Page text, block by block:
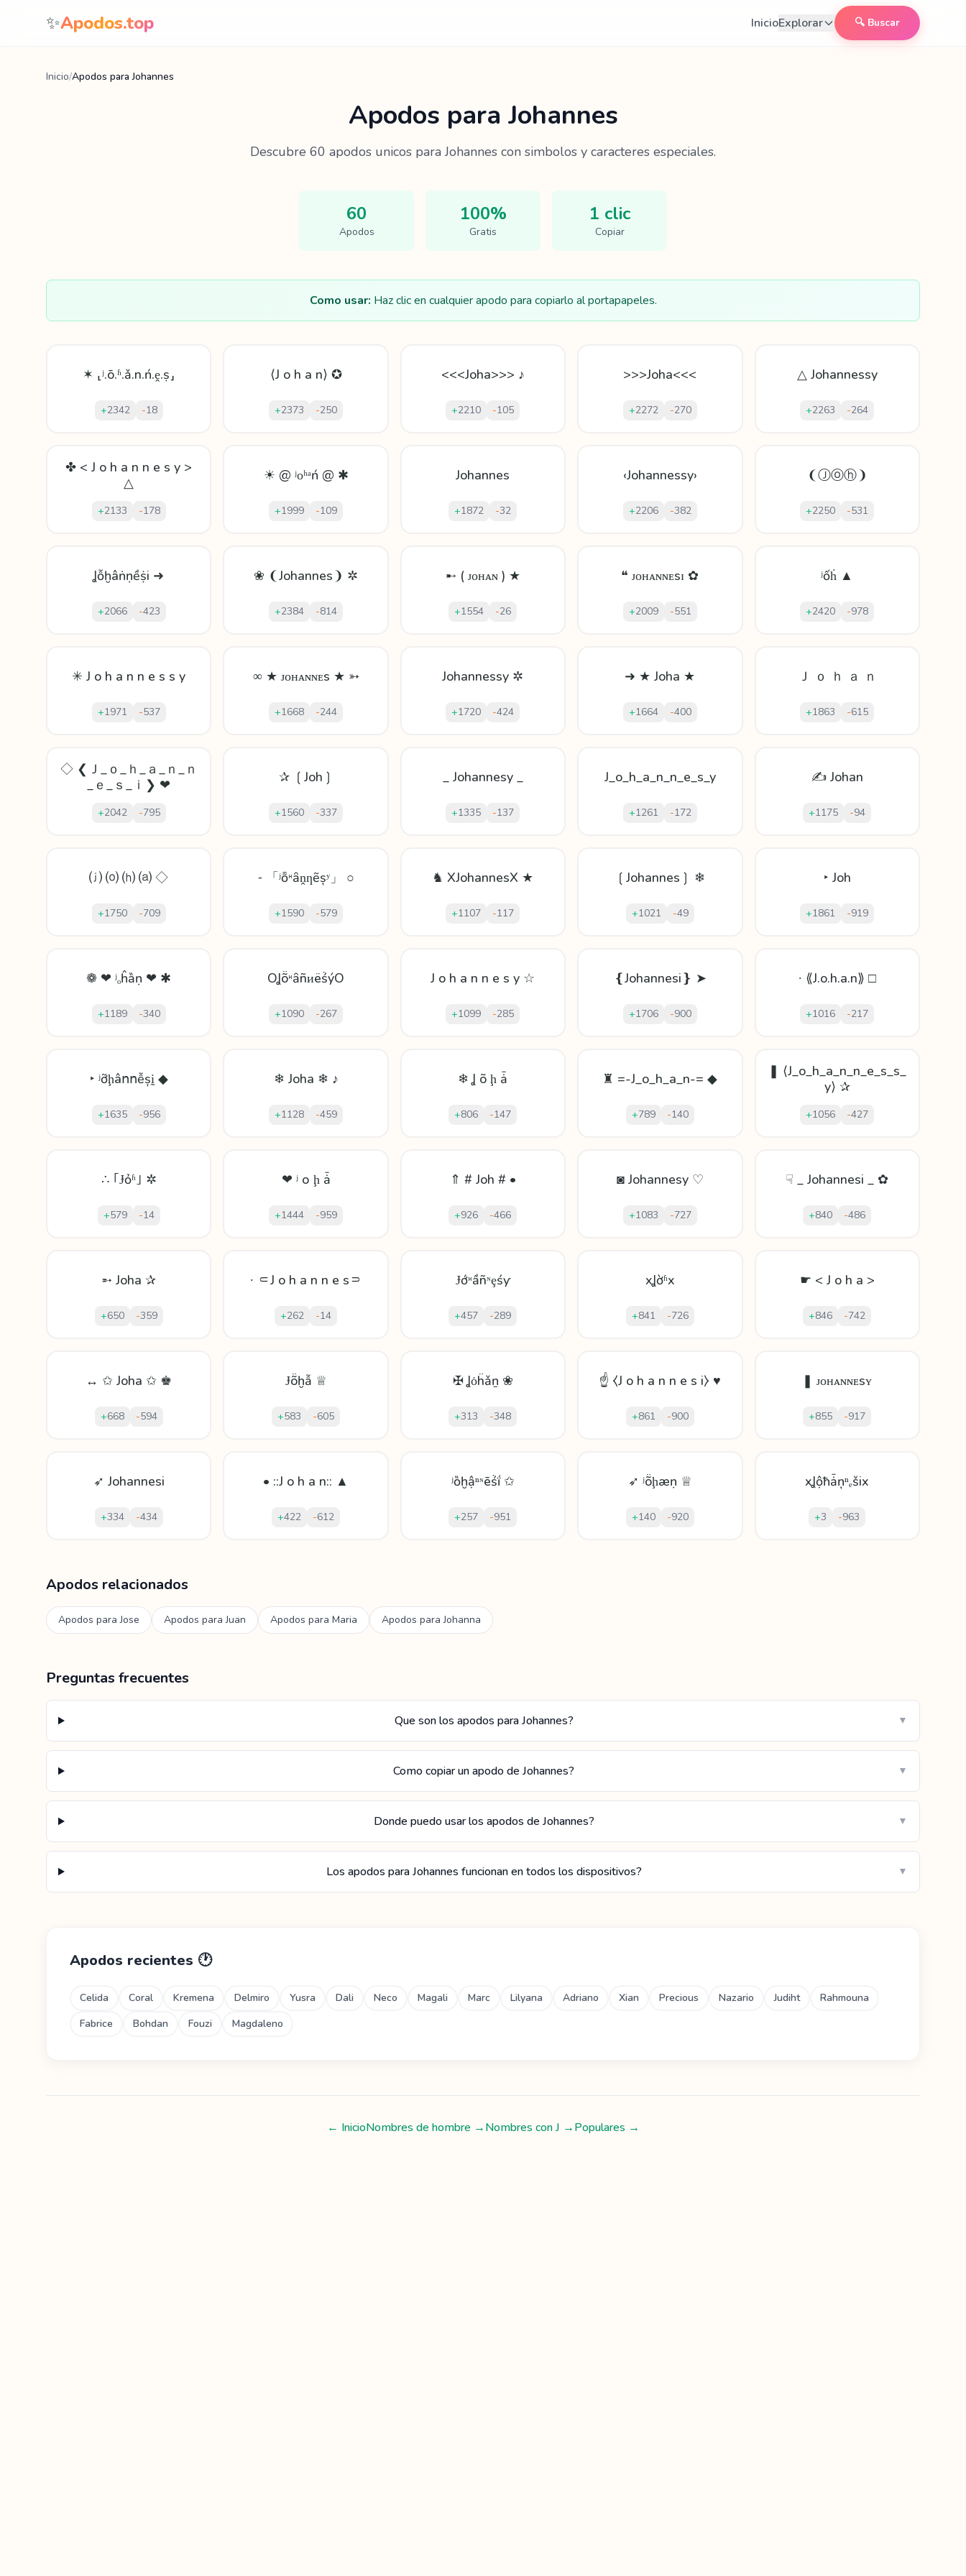
Saltar al contenido
✨Apodos.top InicioExplorar 🔍 Buscar
Inicio/Apodos para Johannes
Apodos para Johannes
Descubre 60 apodos unicos paraJohannes con simbolos y caracteres especiales.
60
Apodos
100%
Gratis
1 clic
Copiar
Como usar: Haz clic en cualquier apodo para copiarlo al portapapeles.
✶ ⸤ʲ.ō.ʱ.ǎ.n.ń.ḙ.ṣ⸥
+2342 -18
⟨J o h a n⟩ ✪
+2373 -250
<<<Joha>>> ♪
+2210 -105
>>>Joha<<<
+2272 -270
△ Johannessy
+2263 -264
✤ < J o h a n n e s y >
△
+2133 -178
☀ @ ʲοʰᵃń @ ✱
+1999 -109
Johannes
+1872 -32
‹Johannessy›
+2206 -382
❨Ⓙⓞⓗ❩
+2250 -531
Ʝỗḫâṅṇềṩi ➜
+2066 -423
❀ ❨Johannes❩ ✲
+2384 -814
➸ ( ᴊᴏʜᴀɴ ) ★
+1554 -26
❝ ᴊᴏʜᴀɴɴᴇsɪ ✿
+2009 -551
ʲốḣ ▲
+2420 -978
✳ J o h a n n e s s y
+1971 -537
∞ ★ ᴊᴏʜᴀɴɴᴇs ★ ➳
+1668 -244
Johannessy ✲
+1720 -424
➜ ★ Joha ★
+1664 -400
Ｊ ｏ ｈ ａ ｎ
+1863 -615
◇ ❮Ｊ_ｏ_ｈ_ａ_ｎ_ｎ
_ｅ_ｓ_ｉ❯ ❤
+2042 -795
✰ ❲Joh❳
+1560 -337
_ Johannesy _
+1335 -137
J_o_h_a_n_n_e_s_y
+1261 -172
✍ Johan
+1175 -94
⒥ ⒪ ⒣ ⒜ ◇
+1750 -709
⁃ 「ʲȭᵸȃṋƞẽșʸ」 ○
+1590 -579
♞ XJohannesX ★
+1107 -117
❲Johannes❳ ❄
+1021 -49
‣ Joh
+1861 -919
❁ ❤ ʲₒĥȁṇ ❤ ✱
+1189 -340
OꞲṏᵸȃñᴎëṥýO
+1090 -267
J o h a n n e s y ☆
+1099 -285
❴Johannesi❵ ➤
+1706 -900
∙ ⟪J.o.h.a.n⟫ □
+1016 -217
‣ ʲỡḩâոոễșḭ ◆
+1635 -956
❄ Joha ❄ ♪
+1128 -459
❄ Ʝ õ ḩ ǡ
+806 -147
♜ =-J_o_h_a_n-= ◆
+789 -140
❚ ⟨J_o_h_a_n_n_e_s_s_
y⟩ ✰
+1056 -427
∴ ｢Ɉỏʱ｣ ✲
+579 -14
❤ ʲ о ḩ ǡ
+1444 -959
⇑ # Joh # •
+926 -466
◙ Johannesy ♡
+1083 -727
☟ _ Johannesi _ ✿
+840 -486
➵ Joha ✰
+650 -359
∙ ⸦J o h a n n e s⸧
+262 -14
Ɉớᵸầñᶰȩśƴ
+457 -289
xꞲờʱx
+841 -726
☛ < J o h a >
+846 -742
↔ ✩ Joha ✩ ♚
+668 -594
Ɉṏḫẫ ♕
+583 -605
✠ Ʝȯḧǎṉ ❀
+313 -348
☝ ⧼J o h a n n e s i⧽ ♥
+861 -900
❚ ᴊᴏʜᴀɴɴᴇsʏ
+855 -917
➶ Johannesi
+334 -434
• ::J o h a n:: ▲
+422 -612
ʲȍḫậⁿᶰēṥḯ ✩
+257 -951
➶ ʲṏḩæṇ ♕
+140 -920
xꞲộħǡņⁿₑšix
+3 -963
Apodos relacionados
Apodos paraJose Apodos paraJuan Apodos para Maria Apodos paraJohanna
Preguntas frecuentes
Que son los apodos para Johannes? ▼
Como copiar un apodo de Johannes? ▼
Donde puedo usar los apodos de Johannes? ▼
Los apodos para Johannes funcionan en todos los dispositivos? ▼
Apodos recientes 🕐
Celida Coral Kremena Delmiro Yusra Dali Neco Magali Marc Lilyana Adriano Xian Precious Nazario Judiht
Rahmouna
Fabrice
Bohdan Fouzi Magdaleno
← InicioNombres de hombre →Nombres conJ →Populares →